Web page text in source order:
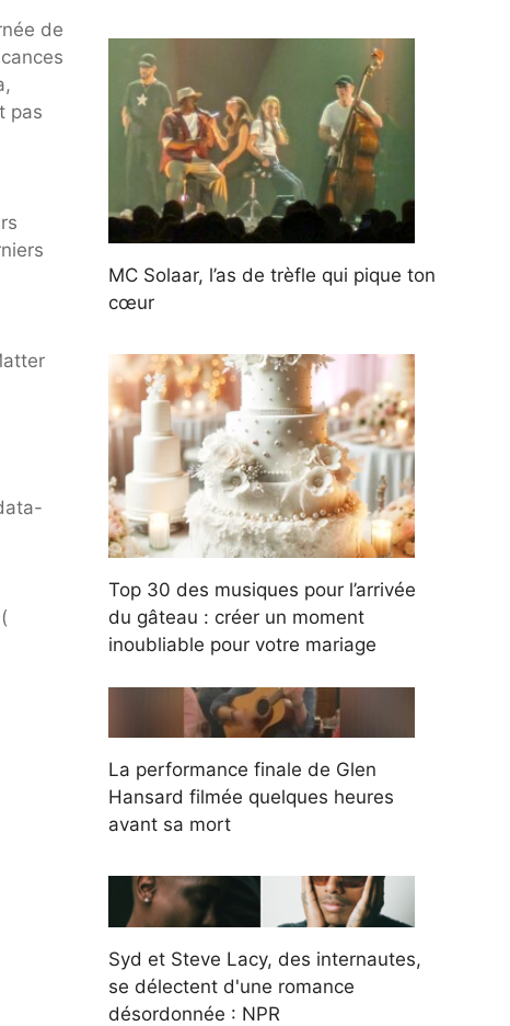
de
pas
MC Solaar, l’as de trèfle qui pique ton
cœur
Top 30 des musiques pour l’arrivée
du gâteau : créer un moment
inoubliable pour votre mariage
La performance finale de Glen
Hansard filmée quelques heures
avant sa mort
Syd et Steve Lacy, des internautes,
se délectent d'une romance
désordonnée : NPR